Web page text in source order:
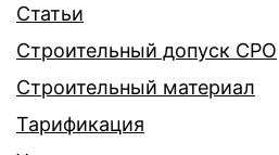
Статьи
Строительный допуск СРО
Строительный материал
Тарификация